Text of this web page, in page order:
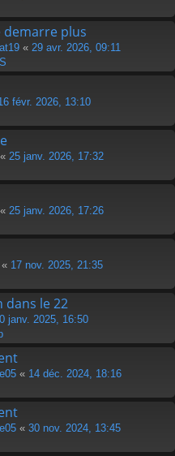
plus
« 29 avr. 2026, 09:11
févr. 2026, 13:10
« 25 janv. 2026, 17:32
« 25 janv. 2026, 17:26
« 17 nov. 2025, 21:35
dans le 22
janv. 2025, 16:50
« 14 déc. 2024, 18:16
« 30 nov. 2024, 13:45